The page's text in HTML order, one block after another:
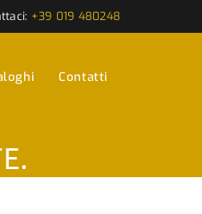
+39 019 480248
Contatti